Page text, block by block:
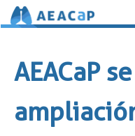
contenido
AEACaP